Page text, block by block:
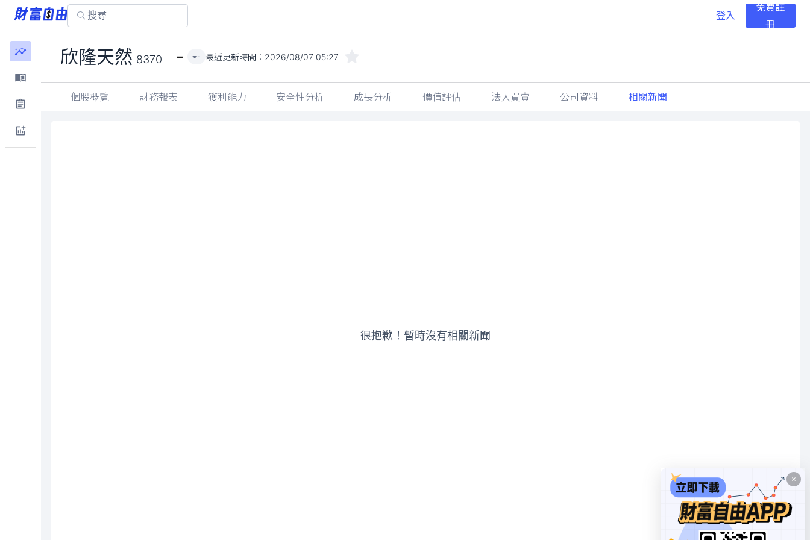
登入
免費註
冊
欣隆天然 8370 - - 最近更新時間： 2026/08/07 05:27
個股概覽 財務報表 獲利能力 安全性分析 成長分析 價值評估 法人買賣 公司資料 相關新聞
很抱歉！暫時沒有相關新聞